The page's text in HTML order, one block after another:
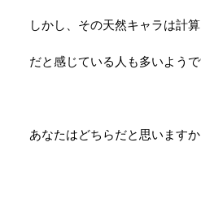
しかし、その天然キャラは計
だと感じている人も多いようで
あなたはどちらだと思いますか